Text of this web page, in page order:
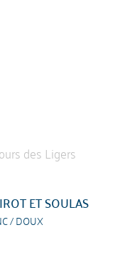
ET SOULAS
/ DOUX